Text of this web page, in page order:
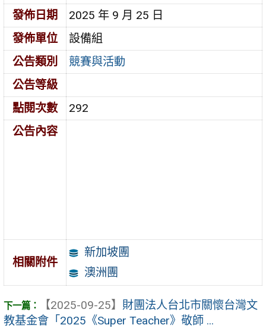
發佈日期
2025 年 9 月 25 日
發佈單位
設備組
公告類別
競賽與活動
公告等級
點閱次數
292
公告內容
相關附件
新加坡團
澳洲團
【2025-09-25】 財團法人台北市關懷台灣文
教基金會「2025《Super Teacher》敬師 ...